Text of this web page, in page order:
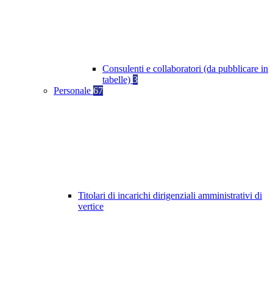
Consulenti e collaboratori (da pubblicare in
tabelle) 3
Personale 67
Titolari di incarichi dirigenziali amministrativi di
vertice